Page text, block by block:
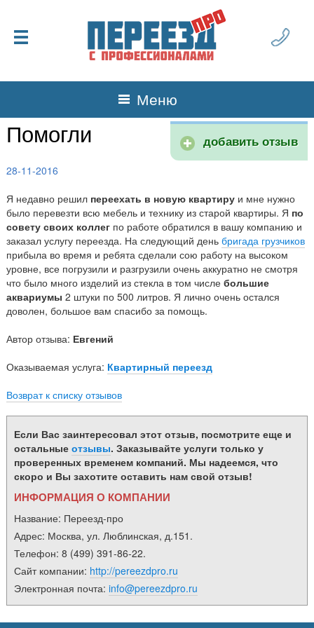
Меню
добавить отзыв
Помогли
28-11-2016
Я недавно решил переехать в новую квартируи мне нужно
было перевезти всю мебель и технику из старой квартиры. Я по
совету своих коллегпо работе обратился в вашу компанию и
заказал услугу переезда. На следующий день бригада грузчиков
прибыла во время и ребята сделали сою работу на высоком
уровне, все погрузили и разгрузили очень аккуратно не смотря
что было много изделий из стекла в том числе большие
аквариумы 2 штуки по 500 литров. Я лично очень остался
доволен, большое вам спасибо за помощь.
Автор отзыва: Евгений
Оказываемая услуга: Квартирный переезд
Возврат к списку отзывов
Если Вас заинтересовал этот отзыв, посмотрите еще и
остальные отзывы. Заказывайте услуги только у
проверенных временем компаний. Мы надеемся, что
скоро и Вы захотите оставить нам свой отзыв!
ИНФОРМАЦИЯ О КОМПАНИИ
Название: Переезд-про
Адрес: Москва, ул. Люблинская, д.151 .
Телефон: 8 (499) 391-86-22.
Сайт компании: http://pereezdpro.ru
Электронная почта: info@pereezdpro.ru